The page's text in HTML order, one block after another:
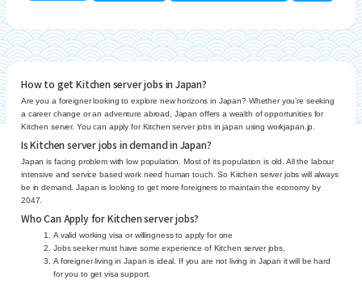
How to get Kitchen server jobs in Japan?
Are you a foreigner looking to explore new horizons in Japan? Whether you’re seeking
a career change or an adventure abroad, Japan offers a wealth of opportunities for
Kitchen server. You can apply for Kitchen server jobs in japan using workjapan.jp.
Is Kitchen server jobs in demand in Japan?
Japan is facing problem with low population. Most of its population is old. All the labour
intensive and service based work need human touch. So Kitchen server jobs will always
be in demand. Japan is looking to get more foreigners to maintain the economy by
2047.
Who Can Apply for Kitchen server jobs?
A valid working visa or willingness to apply for one
Jobs seeker must have some experience of Kitchen server jobs.
A foreigner living in Japan is ideal. If you are not living in Japan it will be hard
for you to get visa support.